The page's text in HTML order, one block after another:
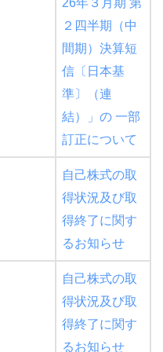
２四半期（中
間期）決算短
信〔日本基
準〕（連
結）」の 一部
訂正について
自己株式の取
得状況及び取
得終了に関す
るお知らせ
自己株式の取
得状況及び取
得終了に関す
るお知らせ